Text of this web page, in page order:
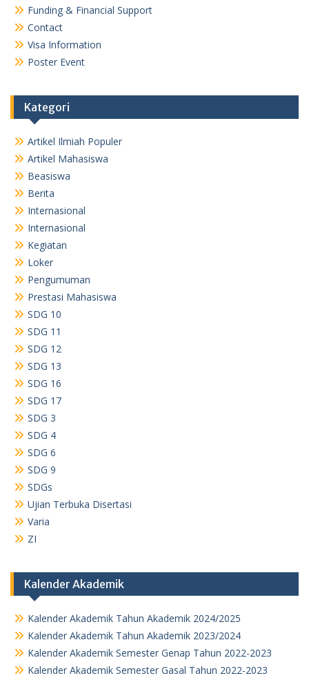
Funding & Financial Support
Contact
Visa Information
Poster Event
Kategori
Artikel Ilmiah Populer
Artikel Mahasiswa
Beasiswa
Berita
Internasional
Internasional
Kegiatan
Loker
Pengumuman
Prestasi Mahasiswa
SDG 10
SDG 11
SDG 12
SDG 13
SDG 16
SDG 17
SDG 3
SDG 4
SDG 6
SDG 9
SDGs
Ujian Terbuka Disertasi
Varia
ZI
Kalender Akademik
Kalender Akademik Tahun Akademik 2024/2025
Kalender Akademik Tahun Akademik 2023/2024
Kalender Akademik Semester Genap Tahun 2022-2023
Kalender Akademik Semester Gasal Tahun 2022-2023